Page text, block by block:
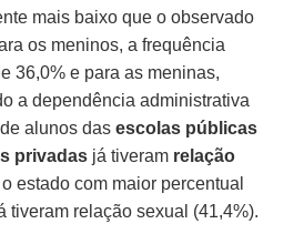
mais baixo que o observado
os meninos, a frequência
36,0% e para as meninas,
a dependência administrativa
alunos dasescolas públicas
privadas já tiveram relação
estado com maior percentual
tiveram relação sexual (41,4%).